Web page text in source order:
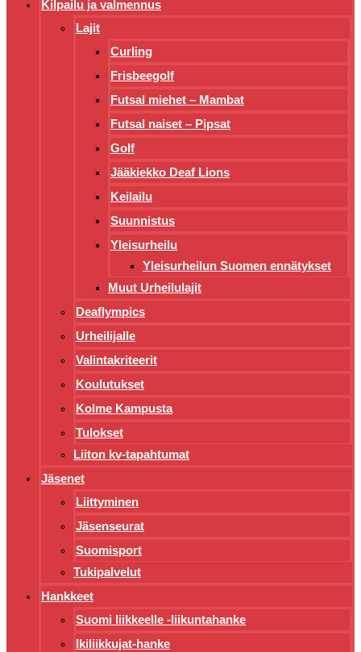
Kilpailu ja valmennus
Lajit
Curling
Frisbeegolf
Futsal miehet – Mambat
Futsal naiset – Pipsat
Golf
Jääkiekko Deaf Lions
Keilailu
Suunnistus
Yleisurheilu
Yleisurheilun Suomen ennätykset
Muut Urheilulajit
Deaflympics
Urheilijalle
Valintakriteerit
Koulutukset
Kolme Kampusta
Tulokset
Liiton kv-tapahtumat
Jäsenet
Liittyminen
Jäsenseurat
Suomisport
Tukipalvelut
Hankkeet
Suomi liikkeelle -liikuntahanke
Ikiliikkujat-hanke